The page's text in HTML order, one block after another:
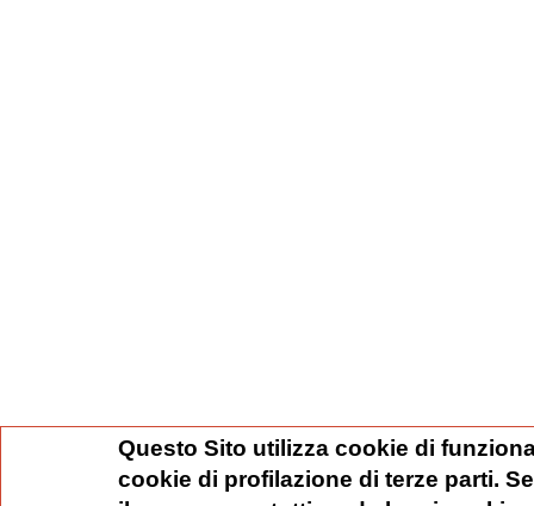
Questo Sito utilizza cookie di
cookie di profilazione di terze parti.